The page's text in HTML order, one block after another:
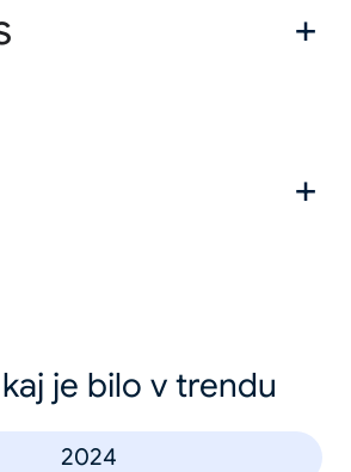
je bilo v trendu
2024